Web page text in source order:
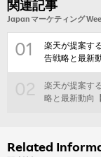
関連記事
Japan マーケティング
01
楽天が提案す
告戦略と最新
02
楽天が提案す
略と最新動向
Related